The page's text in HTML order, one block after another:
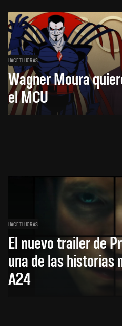
HACE 11 HORAS
Wagner Moura
el MCU
HACE 11 HORAS
El nuevo trailer de
una de las historias
A24